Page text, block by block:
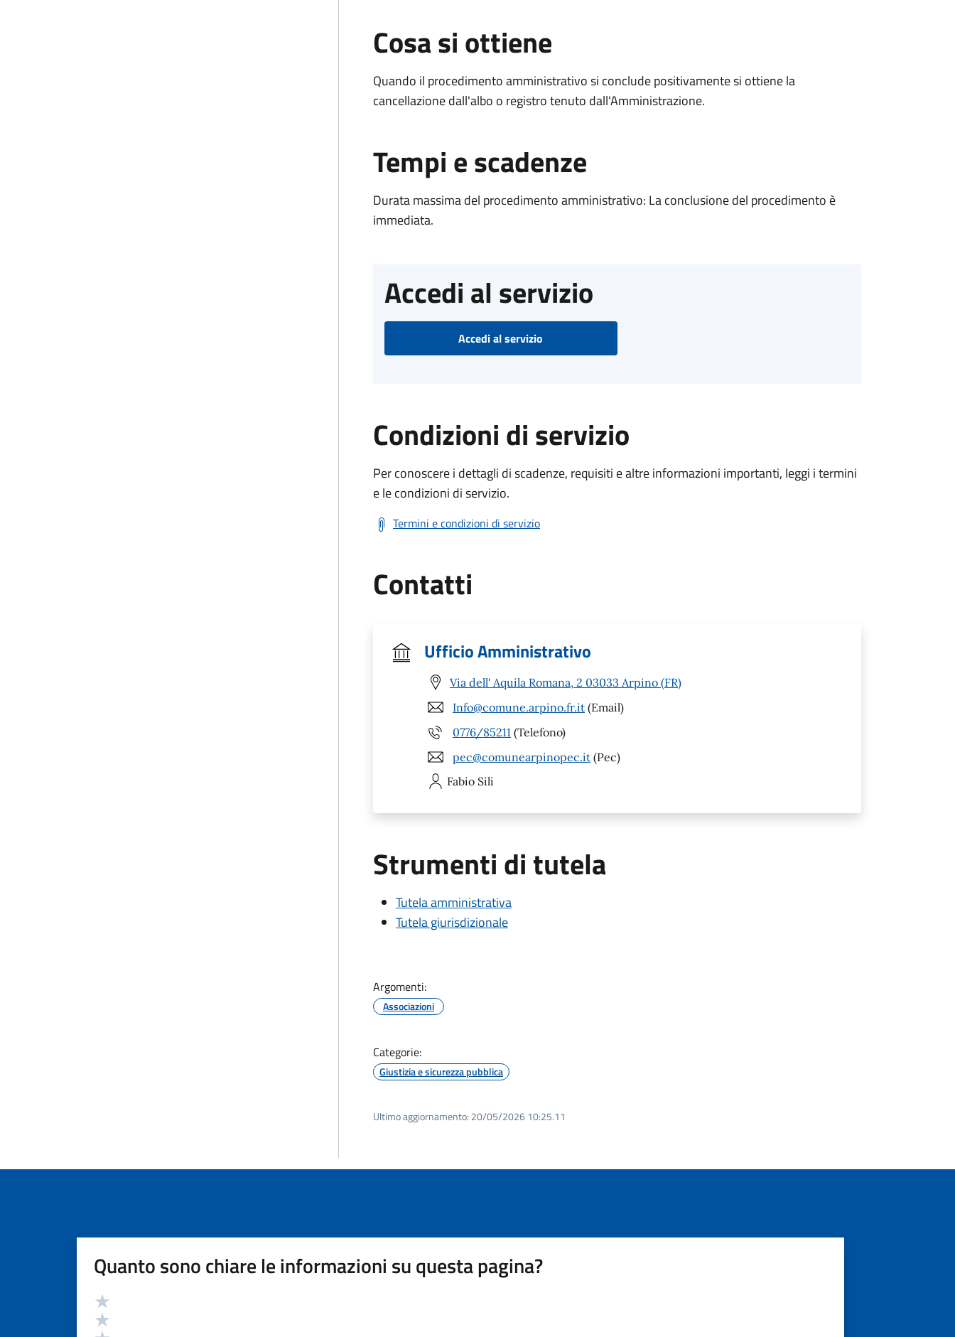
Cosa si ottiene
Quando il procedimento amministrativo si conclude positivamente si ottiene la
cancellazione dall'albo o registro tenuto dall'Amministrazione.
Tempi e scadenze
Durata massima del procedimento amministrativo: La conclusione del procedimento è
immediata.
Accedi al servizio
Accedi al servizio
Condizioni di servizio
Per conoscere i dettagli di scadenze, requisiti e altre informazioni importanti, leggi i termini
e le condizioni di servizio.
Termini e condizioni di servizio
Contatti
Ufficio Amministrativo
Via dell' Aquila Romana, 2 03033 Arpino (FR)
Info@comune.arpino.fr.it (Email)
0776/85211 (Telefono)
pec@comunearpinopec.it (Pec)
Fabio Sili
Strumenti di tutela
Tutela amministrativa
Tutela giurisdizionale
Argomenti:
Associazioni
Categorie:
Giustizia e sicurezza pubblica
Ultimo aggiornamento: 20/05/2026 10:25.11
Quanto sono chiare le informazioni su questa pagina?
Valutazione